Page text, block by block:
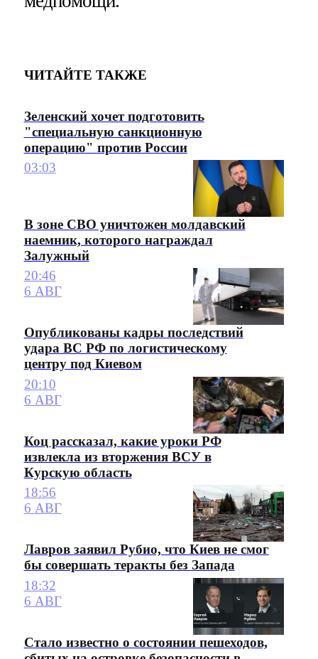
ЧИТАЙТЕ ТАКЖЕ
Зеленский хочет подготовить
"специальную санкционную
операцию" против России
03:03
В зоне СВО уничтожен молдавский
наемник, которого награждал
Залужный
20:46
6 АВГ
Опубликованы кадры последствий
удара ВС РФ по логистическому
центру под Киевом
20:10
6 АВГ
Коц рассказал, какие уроки РФ
извлекла из вторжения ВСУ в
Курскую область
18:56
6 АВГ
Лавров заявил Рубио, что Киев не смог
бы совершать теракты без Запада
18:32
6 АВГ
Стало известно о состоянии пешеходов,